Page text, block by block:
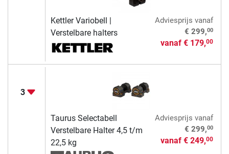
Kettler Variobell |
Verstelbare halters
Adviesprijs vanaf
€ 299,00
vanaf € 179,00
3
Taurus Selectabell
Verstelbare Halter 4,5 t/m
22,5 kg
Adviesprijs vanaf
€ 299,00
vanaf € 249,00